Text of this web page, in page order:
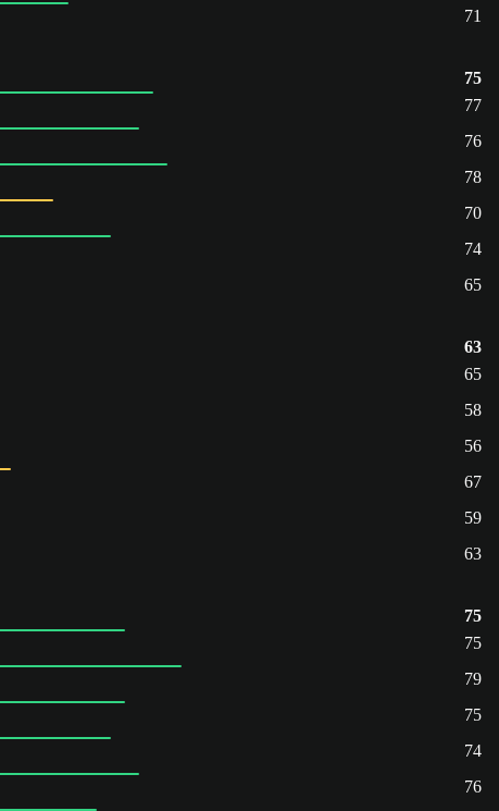
71
75
77
76
78
70
74
65
63
65
58
56
67
59
63
75
75
79
75
74
76